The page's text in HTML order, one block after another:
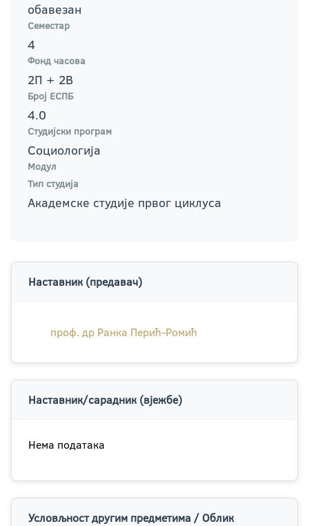
обавезан
Семестар
4
Фонд часова
2П + 2В
Број ЕСПБ
4.0
Студијски програм
Социологија
Модул
Тип студија
Академске студије првог циклуса
Наставник (предавач)
проф. др Ранка Перић-Ромић
Наставник/сарадник (вјежбе)
Нема података
Условљност другим предметима / Облик